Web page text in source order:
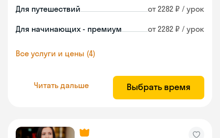
Для путешествий от 2282 ₽ / урок
Для начинающих - премиум от 2282 ₽ / урок
Все услуги и цены (4)
Читать дальше Выбрать время